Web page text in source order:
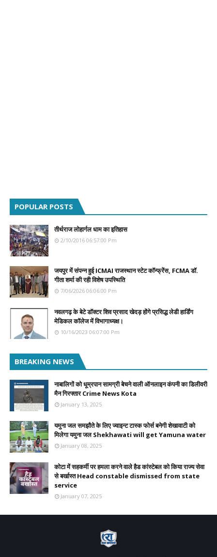
POPULAR POSTS
तीर्थराज लोहार्गल धाम का इतिहास
2/10/2016 06:57:00 Pm
जयपुर में संपन्न हुई ICMAI राजस्थान स्टेट कॉन्फ्रेंस, FCMA डॉ.
गीता शर्मा की रही विशेष उपस्थिति
7/06/2026 06:06:00 Pm
नवलगढ़ के बेटे डॉक्टर शिव प्रसाद खेदड़ होंगे प्रसिद्ध लेडी हार्डिंग
मेडिकल कॉलेज में विभागाध्यक्ष।
10/16/2023 06:07:00 Pm
BREAKING NEWS
नाबालिगों को धूम्रपान सामग्री बेचने वाली ऑनलाइन कंपनी का डिलीवरी
मैन गिरफ्तार Crime News Kota
January 13, 2025
यमुना जल समझौते के लिए ज्वाइन्ट टास्क फोर्स बनेगी शेखावाटी को
मिलेगा यमुना जल Shekhawati will get Yamuna water
January 08, 2025
कोटा में सहकर्मी पर हमला करने वाले हैड कांस्टेबल को किया राज्य सेवा
से बर्खास्त Head constable dismissed from state
service
January 07, 2025